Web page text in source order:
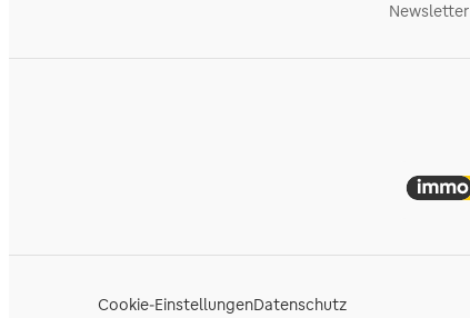
Newsletter
Cookie-EinstellungenDatenschutz